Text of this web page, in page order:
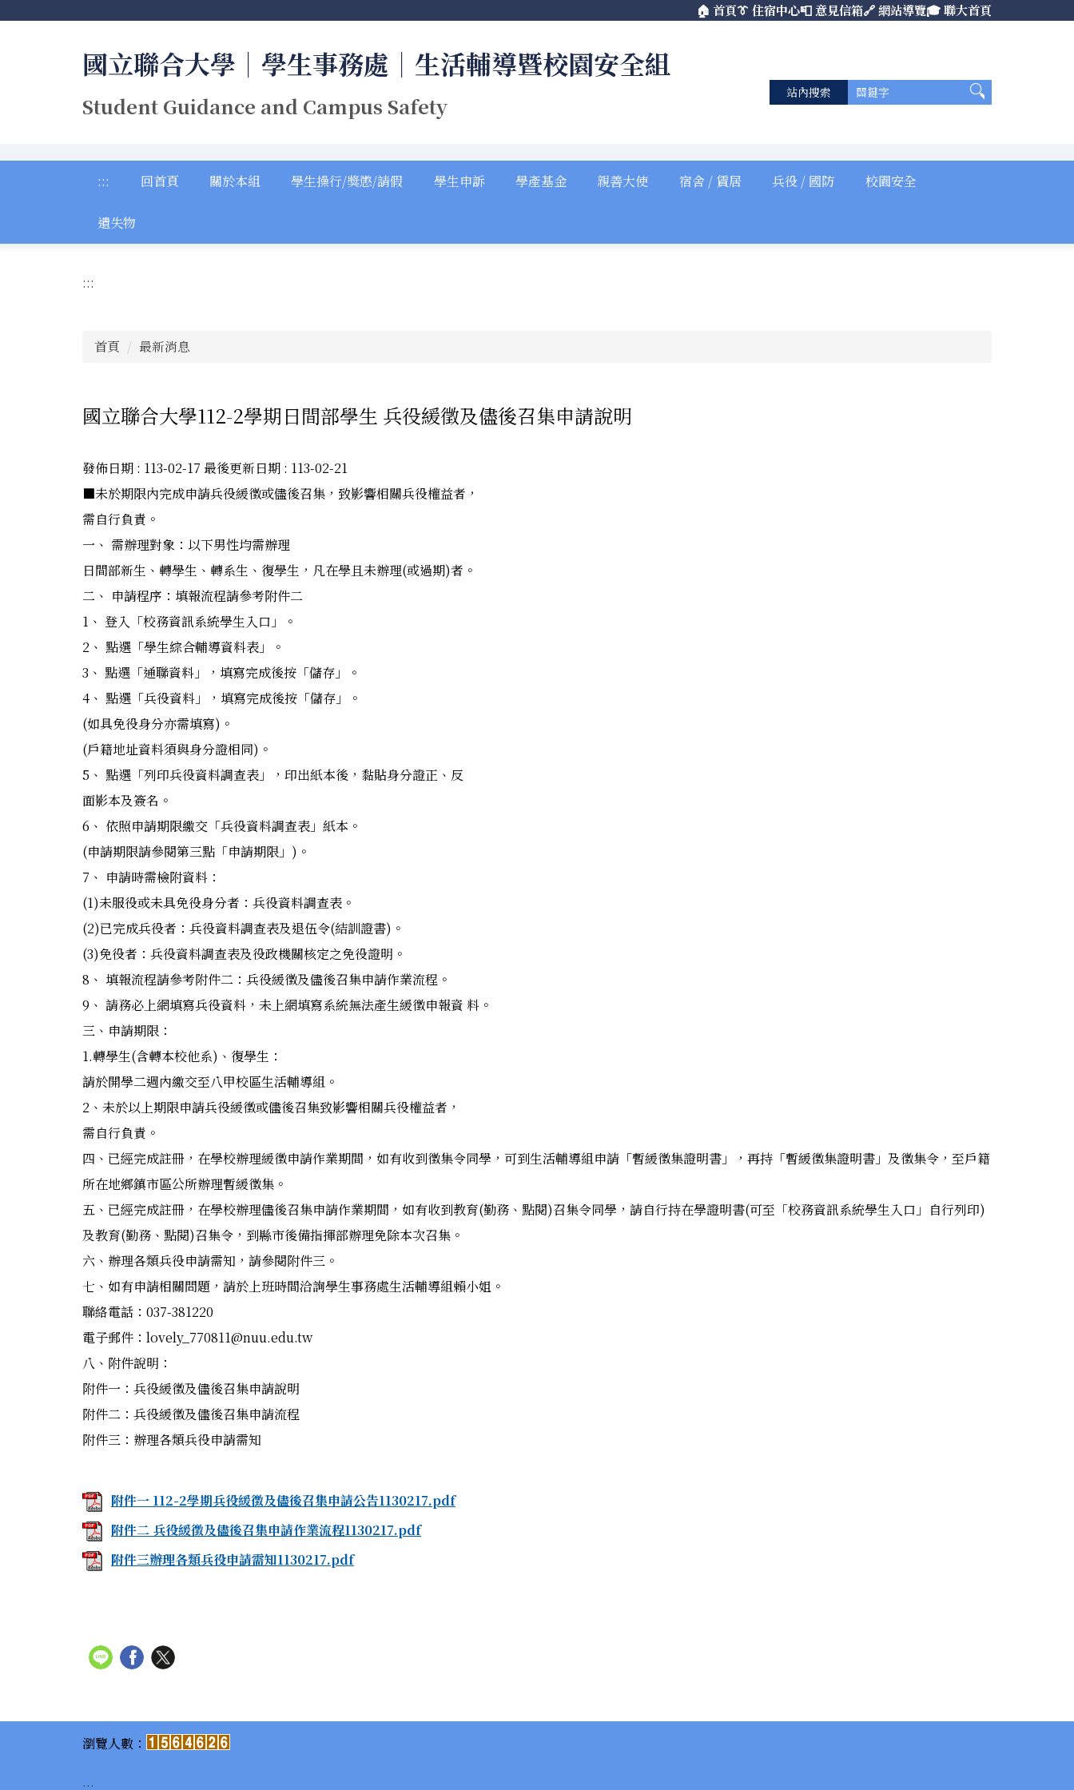
🏠 首頁👔 住宿中心📮 意見信箱🔗 網站導覽🎓 聯大首頁
國立聯合大學｜學生事務處｜生活輔導暨校園安全組
Student Guidance and Campus Safety
::: 回首頁 關於本組 學生操行/獎懲/請假 學生申訴 學產基金 親善大使 宿舍 / 賃居 兵役 / 國防 校園安全
遺失物
:::
首頁 最新消息
國立聯合大學112-2學期日間部學生 兵役緩徵及儘後召集申請說明
發佈日期 : 113-02-17 最後更新日期 : 113-02-21
■未於期限內完成申請兵役緩徵或儘後召集，致影響相關兵役權益者，
需自行負責。
一、 需辦理對象：以下男性均需辦理
日間部新生、轉學生、轉系生、復學生，凡在學且未辦理(或過期)者。
二、 申請程序：填報流程請參考附件二
1、 登入「校務資訊系統學生入口」。
2、 點選「學生綜合輔導資料表」。
3、 點選「通聯資料」，填寫完成後按「儲存」。
4、 點選「兵役資料」，填寫完成後按「儲存」。
(如具免役身分亦需填寫)。
(戶籍地址資料須與身分證相同)。
5、 點選「列印兵役資料調查表」，印出紙本後，黏貼身分證正、反
面影本及簽名。
6、 依照申請期限繳交「兵役資料調查表」紙本。
(申請期限請參閱第三點「申請期限」)。
7、 申請時需檢附資料：
(1)未服役或未具免役身分者：兵役資料調查表。
(2)已完成兵役者：兵役資料調查表及退伍令(結訓證書)。
(3)免役者：兵役資料調查表及役政機關核定之免役證明。
8、 填報流程請參考附件二：兵役緩徵及儘後召集申請作業流程。
9、 請務必上網填寫兵役資料，未上網填寫系統無法產生緩徵申報資 料。
三、申請期限：
1.轉學生(含轉本校他系)、復學生：
請於開學二週內繳交至八甲校區生活輔導組。
2、未於以上期限申請兵役緩徵或儘後召集致影響相關兵役權益者，
需自行負責。
四、已經完成註冊，在學校辦理緩徵申請作業期間，如有收到徵集令同學，可到生活輔導組申請「暫緩徵集證明書」，再持「暫緩徵集證明書」及徵集令，至戶籍
所在地鄉鎮市區公所辦理暫緩徵集。
五、已經完成註冊，在學校辦理儘後召集申請作業期間，如有收到教育(勤務、點閱)召集令同學，請自行持在學證明書(可至「校務資訊系統學生入口」自行列印)
及教育(勤務、點閱)召集令，到縣市後備指揮部辦理免除本次召集。
六、辦理各類兵役申請需知，請參閱附件三。
七、如有申請相關問題，請於上班時間洽詢學生事務處生活輔導組賴小姐。
聯絡電話：037-381220
電子郵件：lovely_770811@nuu.edu.tw
八、附件說明：
附件一：兵役緩徵及儘後召集申請說明
附件二：兵役緩徵及儘後召集申請流程
附件三：辦理各類兵役申請需知
附件一 112-2學期兵役緩徵及儘後召集申請公告1130217.pdf
附件二 兵役緩徵及儘後召集申請作業流程1130217.pdf
附件三辦理各類兵役申請需知1130217.pdf